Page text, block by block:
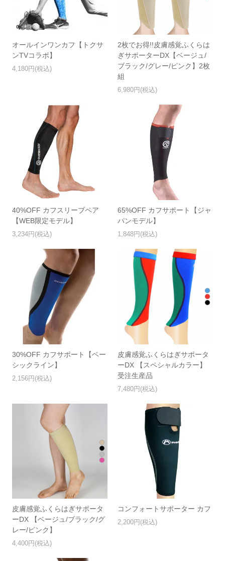
オールインワンカフ【トクサ
ンTVコラボ】
4,180円(税込)
2枚でお得!!皮膚感覚ふくらは
ぎサポーターDX【ベージュ/
ブラック/グレー/ピンク】2枚
組
6,980円(税込)
40%OFF カフスリーブペア
【WEB限定モデル】
3,234円(税込)
65%OFF カフサポート【ジャ
パンモデル】
1,848円(税込)
30%OFF カフサポート【ベー
シックライン】
2,156円(税込)
皮膚感覚ふくらはぎサポータ
ーDX 【スペシャルカラー】
受注生産品
7,480円(税込)
皮膚感覚ふくらはぎサポータ
ーDX 【ベージュ/ブラック/グ
レー/ピンク】
4,400円(税込)
コンフォートサポーター カフ
2,200円(税込)